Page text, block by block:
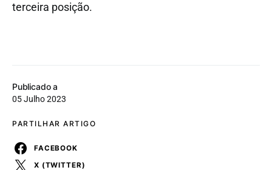
Publicado a
05 Julho 2023
PARTILHAR ARTIGO
FACEBOOK
X (TWITTER)
terceira posição.